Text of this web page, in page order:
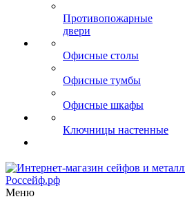
Противопожарные
двери
Офисные столы
Офисные тумбы
Офисные шкафы
Ключницы настенные
Меню